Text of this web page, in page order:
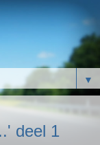
▼
deel 1